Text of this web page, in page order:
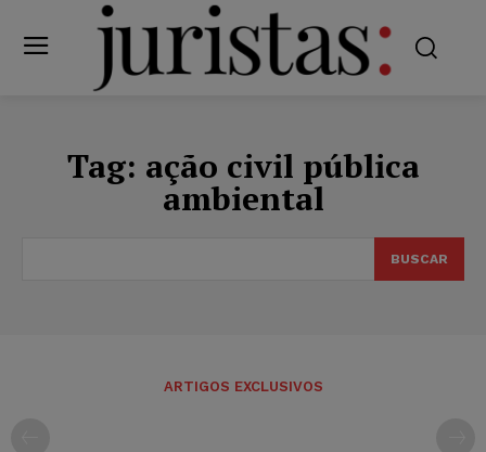
Tag: ação civil pública
ambiental
BUSCAR
ARTIGOS EXCLUSIVOS